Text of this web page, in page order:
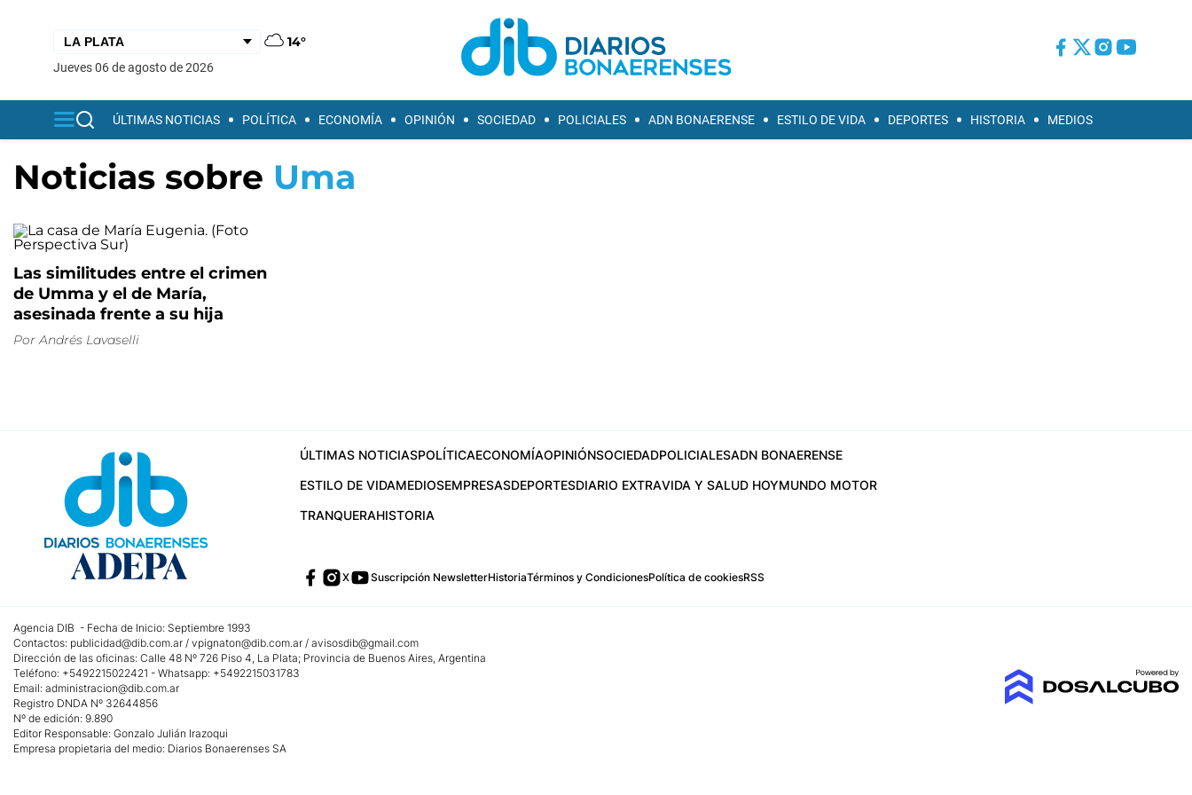
14°
jueves 06 de agosto de 2026
ÚLTIMAS NOTICIAS POLÍTICA ECONOMÍA OPINIÓN SOCIEDAD POLICIALES ADN BONAERENSE ESTILO DE VIDA DEPORTES HISTORIA MEDIOS
Noticias sobre Uma
Las similitudes entre el crimen
de Umma y el de María,
asesinada frente a su hija
Por Andrés Lavaselli
ÚLTIMAS NOTICIASPOLÍTICAECONOMÍAOPINIÓNSOCIEDADPOLICIALESADN BONAERENSE
ESTILO DE VIDAMEDIOSEMPRESASDEPORTESDIARIO EXTRAVIDA Y SALUD HOYMUNDO MOTOR
TRANQUERAHISTORIA
X Suscripción NewsletterHistoriaTérminos y CondicionesPolítica de cookiesRSS
Agencia DIB - Fecha de Inicio: Septiembre 1993
Contactos: publicidad@dib.com.ar / vpignaton@dib.com.ar / avisosdib@gmail.com
Dirección de las oficinas: Calle 48 Nº 726 Piso 4, La Plata; Provincia de Buenos Aires, Argentina
Teléfono: +5492215022421 - Whatsapp: +5492215031783
Email: administracion@dib.com.ar
Registro DNDA Nº 32644856
Nº de edición: 9.890
Editor Responsable: Gonzalo Julián Irazoqui
Empresa propietaria del medio: Diarios Bonaerenses SA